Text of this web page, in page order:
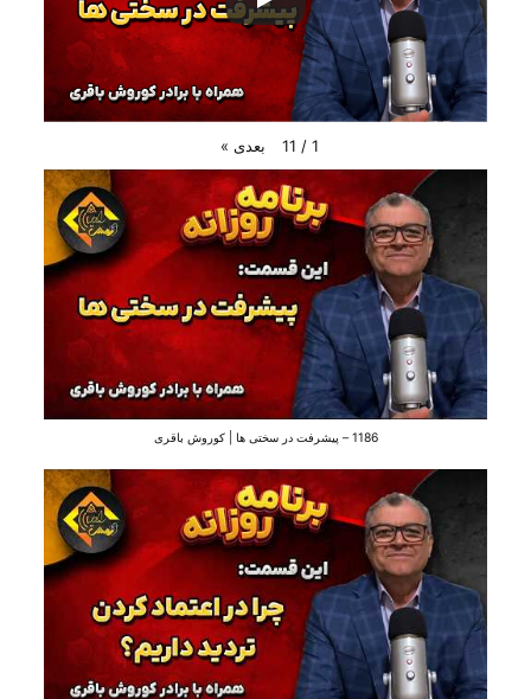
1
/
11 بعدی »
1186 – پیشرفت در سختی ها | کوروش باقری